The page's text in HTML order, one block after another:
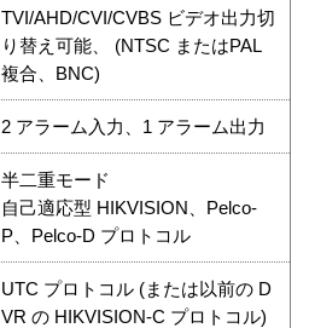
TVI/AHD/CVI/CVBS ビデオ出力切
り替え可能、 (NTSC またはPAL
複合、BNC)
2 アラーム入力、1 アラーム出力
半二重モード
自己適応型 HIKVISION、Pelco-
P、Pelco-D プロトコル
UTC プロトコル (または以前の D
VR の HIKVISION-C プロトコル)